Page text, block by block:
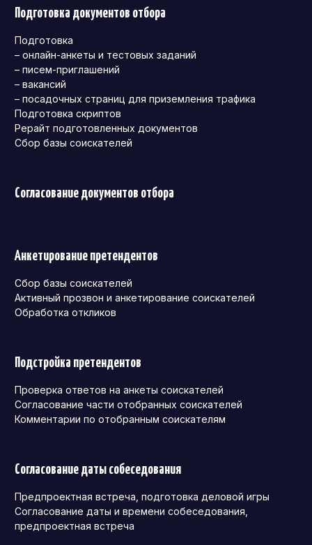
Подготовка документов отбора
Подготовка
– онлайн-анкеты и тестовых заданий
– писем-приглашений
– вакансий
– посадочных страниц для приземления трафика
Подготовка скриптов
Рерайт подготовленных документов
Сбор базы соискателей
Согласование документов отбора
Анкетирование претендентов
Сбор базы соискателей
Активный прозвон и анкетирование соискателей
Обработка откликов
Подстройка претендентов
Проверка ответов на анкеты соискателей
Согласование части отобранных соискателей
Комментарии по отобранным соискателям
Согласование даты собеседования
Предпроектная встреча, подготовка деловой игры
Согласование даты и времени собеседования,
предпроектная встреча